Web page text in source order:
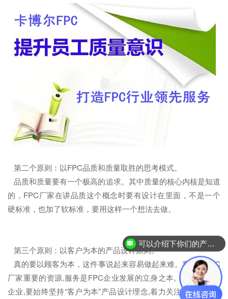
第二个原则：以FPC品质和质量取胜的思考模式。
品质和质量要有一个极高的追求。其中质量的核心内核是知道
的，FPC厂家在讲品质这个概念时要有设计在里面，不是一个
硬标准，也加了软标准，要用这样一个想法去做。
第三个原则：以客户为本的产品设计原则。
真的要以顾客为本，这件事说起来容易做起来难。客户是FPC
厂家重要的资源,服务是FPC企业发展的立身之本。作为生产型
企业,要始终坚持“客户为本”产品设计理念,着力关注和解决广大
可以介绍下你们的产品么？